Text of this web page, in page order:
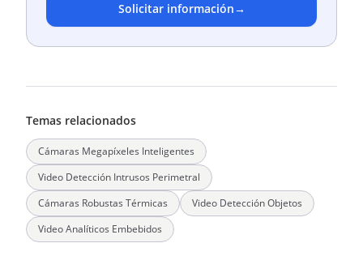
Solicitar información→
Temas relacionados
Cámaras Megapíxeles Inteligentes
Video Detección Intrusos Perimetral
Cámaras Robustas Térmicas
Video Detección Objetos
Video Analíticos Embebidos